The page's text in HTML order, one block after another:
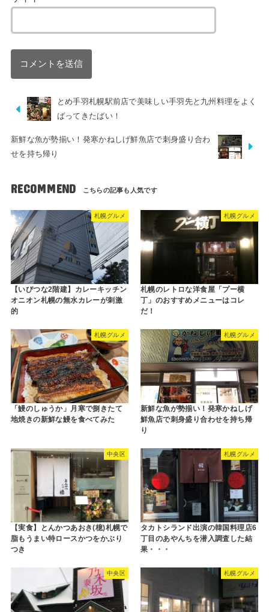
とめ手羽札幌駅前店で美味しい手羽先と九州料理をよく
ばってきたばい！
新鮮な魚が勢揃い！発寒かねしげ鮮魚店で刺身盛り合わ
せを持ち帰り
RECOMMEND
札幌グルメ
【いびつな2階建】カレーキッチン
オニオン札幌の無水カレーが刺激
的
札幌グルメ
札幌のレトロな洋食屋「プー横
丁」のおすすめメニューはコレ
だ！
札幌グルメ
「鰻のしゅうか」月寒で捌きたて
地焼きの新鮮な鰻を食べてみた
札幌グルメ
新鮮な魚が勢揃い！発寒かねしげ
鮮魚店で刺身盛り合わせを持ち帰
り
中央区
【実食】とんかつあおき(檍)札幌で
脂もうまい特ロースかつをかぶり
つき
札幌グルメ
タカトシランド出演の韓国料理店6
丁目のあやんちを潜入調査した結
果・・・
中央区 札幌グルメ